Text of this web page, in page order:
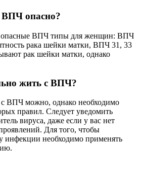
ВПЧ опасно?
ВПЧ типы для женщин: ВПЧ
рака шейки матки, ВПЧ 31, 33
рак шейки матки, однако
жить с ВПЧ?
ВПЧ можно, однако необходимо
правил. Следует уведомить
вируса, даже если у вас нет
Для того, чтобы
инфекции необходимо применять